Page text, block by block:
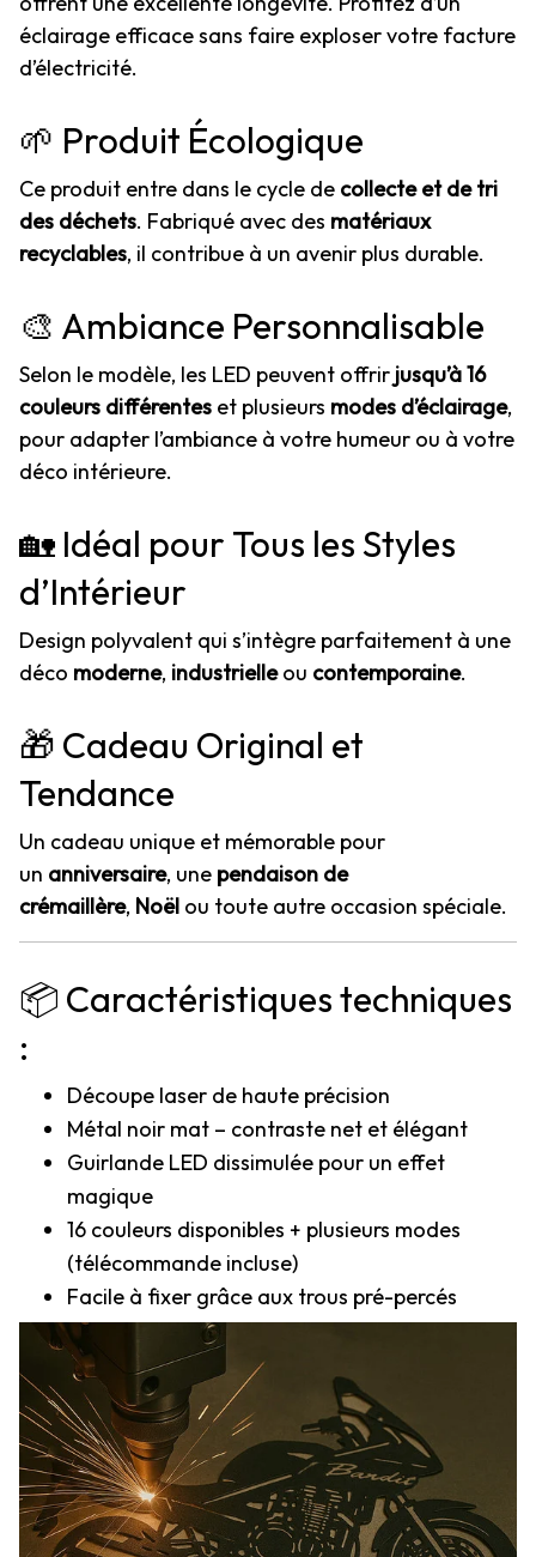
éclairage efficace sans faire exploser votre facture
d’électricité.
🌱 Produit Écologique
Ce produit entre dans le cycle de collecte et de tri
des déchets. Fabriqué avec des matériaux
recyclables, il contribue à un avenir plus durable.
🎨 Ambiance Personnalisable
Selon le modèle, les LED peuvent offrir jusqu’à 16
couleurs différentes et plusieurs modes d’éclairage,
pour adapter l’ambiance à votre humeur ou à votre
déco intérieure.
🏡 Idéal pour Tous les Styles
d’Intérieur
Design polyvalent qui s’intègre parfaitement à une
déco moderne, industrielleou contemporaine.
🎁 Cadeau Original et
Tendance
Un cadeau unique et mémorable pour
un anniversaire, une pendaison de
crémaillère, Noël ou toute autre occasion spéciale.
📦 Caractéristiques techniques
:
Découpe laser de haute précision
Métal noir mat – contraste net et élégant
Guirlande LED dissimulée pour un effet
magique
16 couleurs disponibles + plusieurs modes
(télécommande incluse)
Facile à fixer grâce aux trous pré-percés